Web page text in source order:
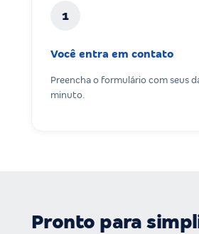
1
Você entra em contato
Preencha o formulário com seus
minuto.
Pronto para